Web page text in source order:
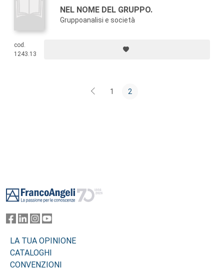
NEL NOME DEL GRUPPO.
Gruppoanalisi e società
cod.
1243.13
1 2
LA TUA OPINIONE
CATALOGHI
CONVENZIONI